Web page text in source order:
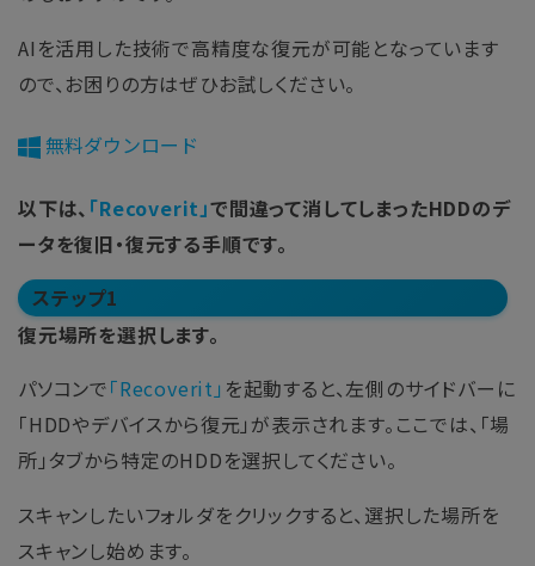
AIを活用した技術で高精度な復元が可能となっています
ので、お困りの方はぜひお試しください。
無料ダウンロード
以下は、 「Recoverit」で間違って消してしまったHDDのデ
ータを復旧・復元する手順です。
ステップ1
復元場所を選択します。
パソコンで「Recoverit」 を起動すると、左側のサイドバーに
「HDDやデバイスから復元」が表示されます。ここでは、「場
所」タブから特定のHDDを選択してください。
スキャンしたいフォルダをクリックすると、選択した場所を
スキャンし始めます。